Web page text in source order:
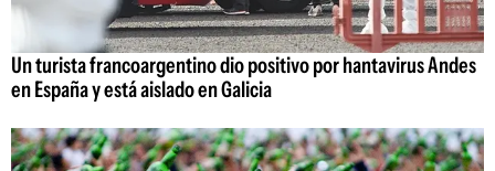
Un turista francoargentino dio positivo por hantavirus Andes
en España y está aislado en Galicia